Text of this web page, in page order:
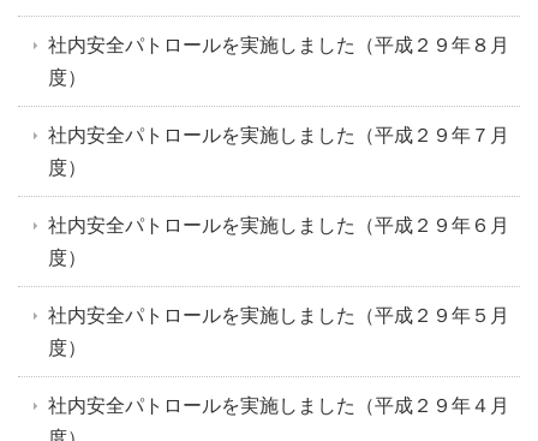
社内安全パトロールを実施しました（平成２９年８月
度）
社内安全パトロールを実施しました（平成２９年７月
度）
社内安全パトロールを実施しました（平成２９年６月
度）
社内安全パトロールを実施しました（平成２９年５月
度）
社内安全パトロールを実施しました（平成２９年４月